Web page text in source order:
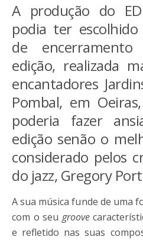
A produção do
podia ter
de
edição, realizada
encantadores
Pombal, em
poderia fazer
edição senão o
considerado pelos
do jazz, Gregory
A sua música funde de uma
com o seu groove
e refletido nas suas